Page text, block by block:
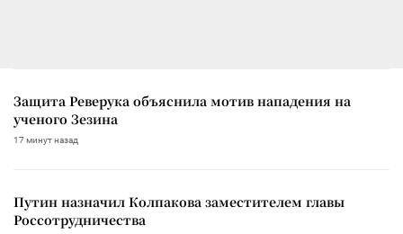
Защита Реверука объяснила мотив нападения на
ученого Зезина
17 минут назад
Путин назначил Колпакова заместителем главы
Россотрудничества